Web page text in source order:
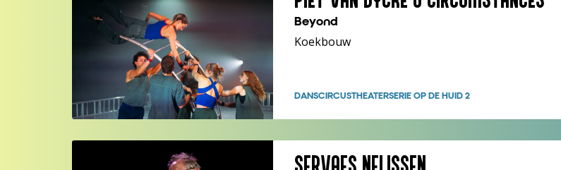
Beyond
Koekbouw
DANSCIRCUSTHEATERSERIE OP DE HUID 2
SERVAES NELISSEN